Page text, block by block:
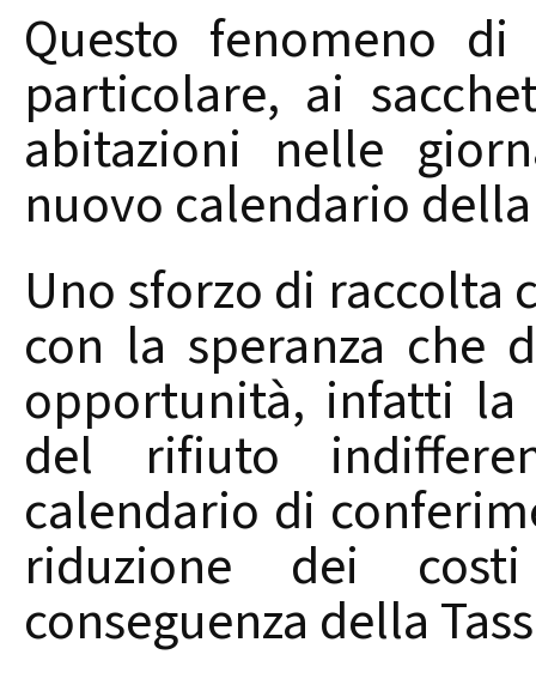
Questo fenomeno
particolare, ai
abitazioni nelle
nuovo calendario
Uno sforzo di raccolta
con la speranza che
opportunità, infatti la
del rifiuto
calendario di
riduzione dei
conseguenza della